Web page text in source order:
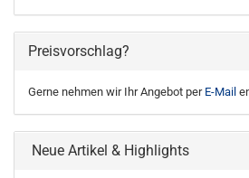
Preisvorschlag?
Gerne nehmen wir Ihr Angebot per E-Mail
Neue Artikel & Highlights